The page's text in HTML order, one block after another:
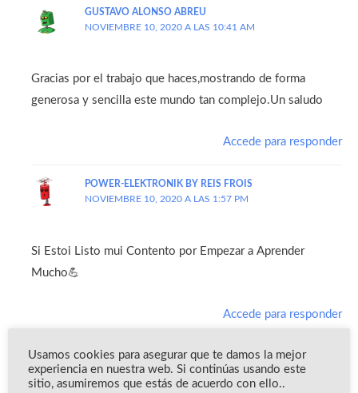
GUSTAVO ALONSO ABREU
NOVIEMBRE 10, 2020 A LAS 10:41 AM
Gracias por el trabajo que haces,mostrando de forma
generosa y sencilla este mundo tan complejo.Un saludo
Accede para responder
POWER-ELEKTRONIK BY REIS FROIS
NOVIEMBRE 10, 2020 A LAS 1:57 PM
Si Estoi Listo mui Contento por Empezar a Aprender
Mucho💪
Accede para responder
SANTI1356
NOVIEMBRE 10, 2020 A LAS 8:50 AM
Usamos cookies para asegurar que te damos la mejor
experiencia en nuestra web. Si continúas usando este
sitio, asumiremos que estás de acuerdo con ello..